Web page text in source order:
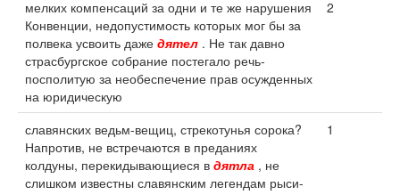
мелких компенсаций за одни и те же нарушения
Конвенции, недопустимость которых мог бы за
полвека усвоить даже дятел . Не так давно
страсбургское собрание постегало речь-
посполитую за необеспечение прав осужденных
на юридическую
2
славянских ведьм-вещиц, стрекотунья сорока?
Напротив, не встречаются в преданиях
колдуны, перекидывающиеся в дятла , не
слишком известны славянским легендам рыси-
1